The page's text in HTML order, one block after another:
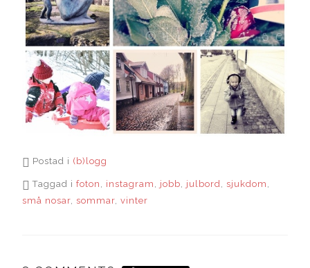
Postad i (b)logg
Taggad ifoton , instagram , jobb, julbord,sjukdom ,
små nosar,sommar,vinter